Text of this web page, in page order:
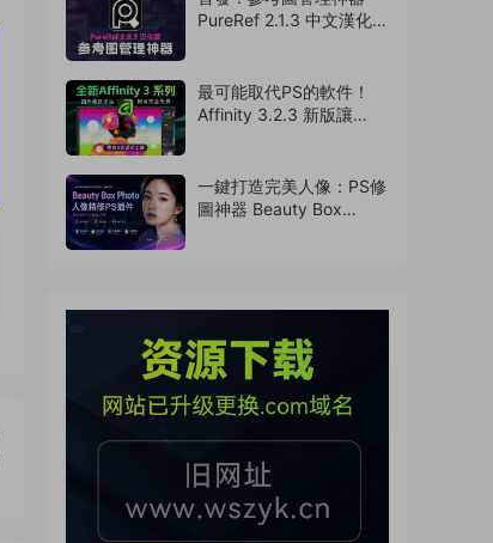
PureRef 2.1.3 中文漢化版
襲（260726）
最可能取代PS的軟件！
Affinity 3.2.3 新版讓
一鍵打造完美人像：PS修
圖神器 Beauty Box